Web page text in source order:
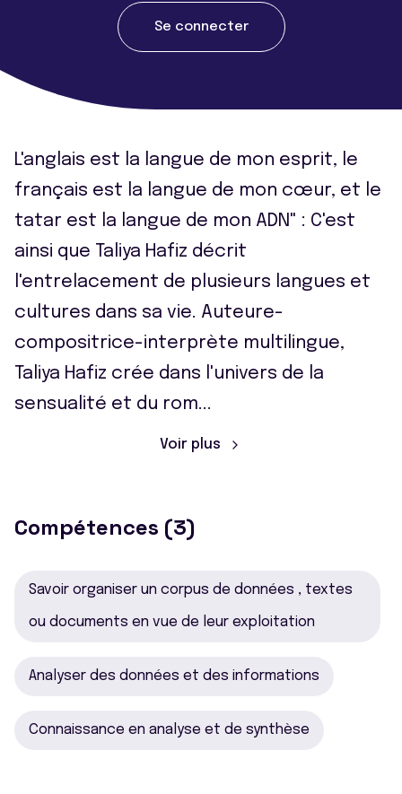
Se connecter
L'anglais est la langue de mon esprit, le
français est la langue de mon cœur, et le
tatar est la langue de mon ADN" : C'est
ainsi que Taliya Hafiz décrit
l'entrelacement de plusieurs langues et
cultures dans sa vie. Auteure-
compositrice-interprète multilingue,
Taliya Hafiz crée dans l'univers de la
sensualité et du rom...
Voir plus
Compétences (3)
Savoir organiser un corpus de données , textes
ou documents en vue de leur exploitation
Analyser des données et des informations
Connaissance en analyse et de synthèse